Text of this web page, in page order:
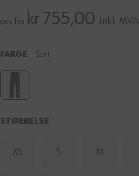
pris fra kr 755,00 Inkl. MVA
FARGE Sort
STØRRELSE
XS S M